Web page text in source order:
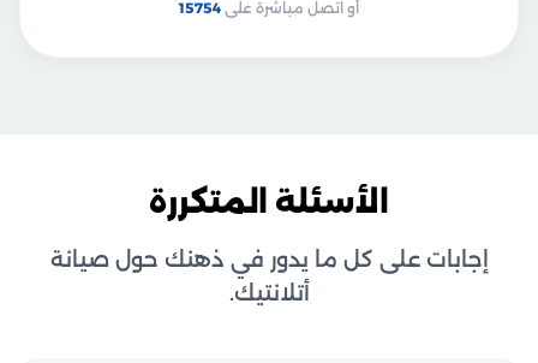
أو اتصل مباشرة على 15754
الأسئلة المتكررة
إجابات على كل ما يدور في ذهنك حول صيانة
أتلانتيك.